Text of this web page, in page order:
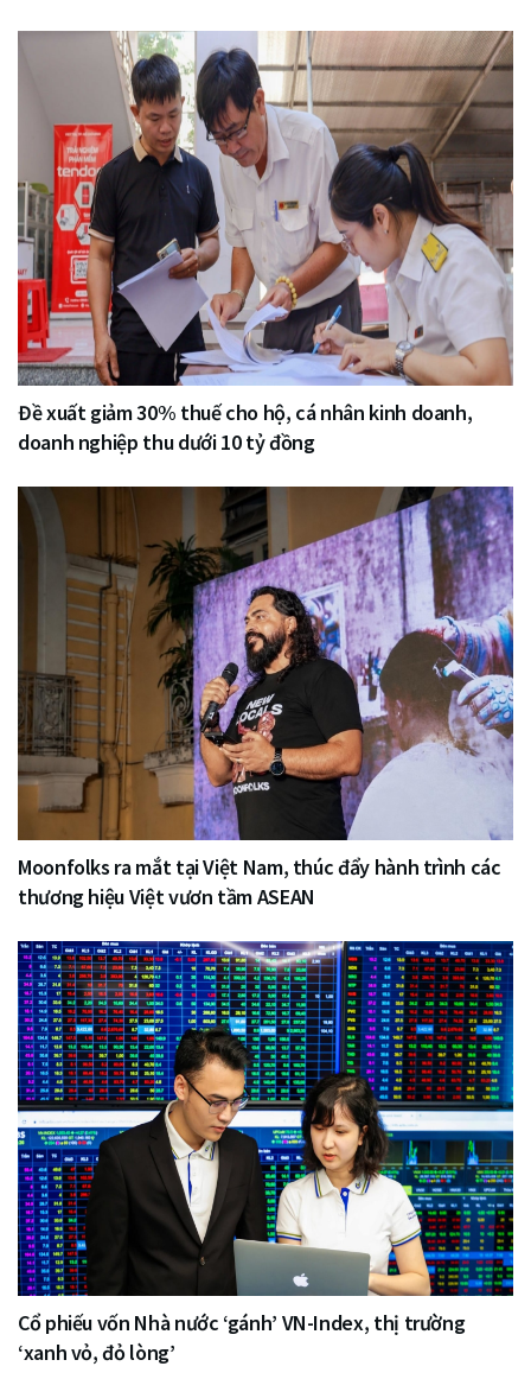
Đề xuất giảm 30% thuế cho hộ, cá nhân kinh doanh,
doanh nghiệp thu dưới 10 tỷ đồng
Moonfolks ra mắt tại Việt Nam, thúc đẩy hành trình các
thương hiệu Việt vươn tầm ASEAN
Cổ phiếu vốn Nhà nước ‘gánh’ VN-Index, thị trường
‘xanh vỏ, đỏ lòng’